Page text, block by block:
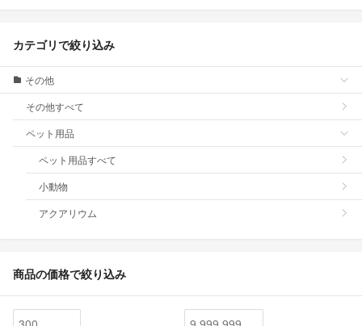
カテゴリで絞り込み
その他
その他すべて
ペット用品
ペット用品すべて
小動物
アクアリウム
商品の価格で絞り込み